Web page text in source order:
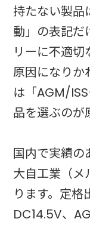
持たない製品
動」の表記だ
リーに不適
原因になりか
は「AGM/
品を選ぶのが
国内で実績の
大自工業（
ります。定格
DC14.5V、